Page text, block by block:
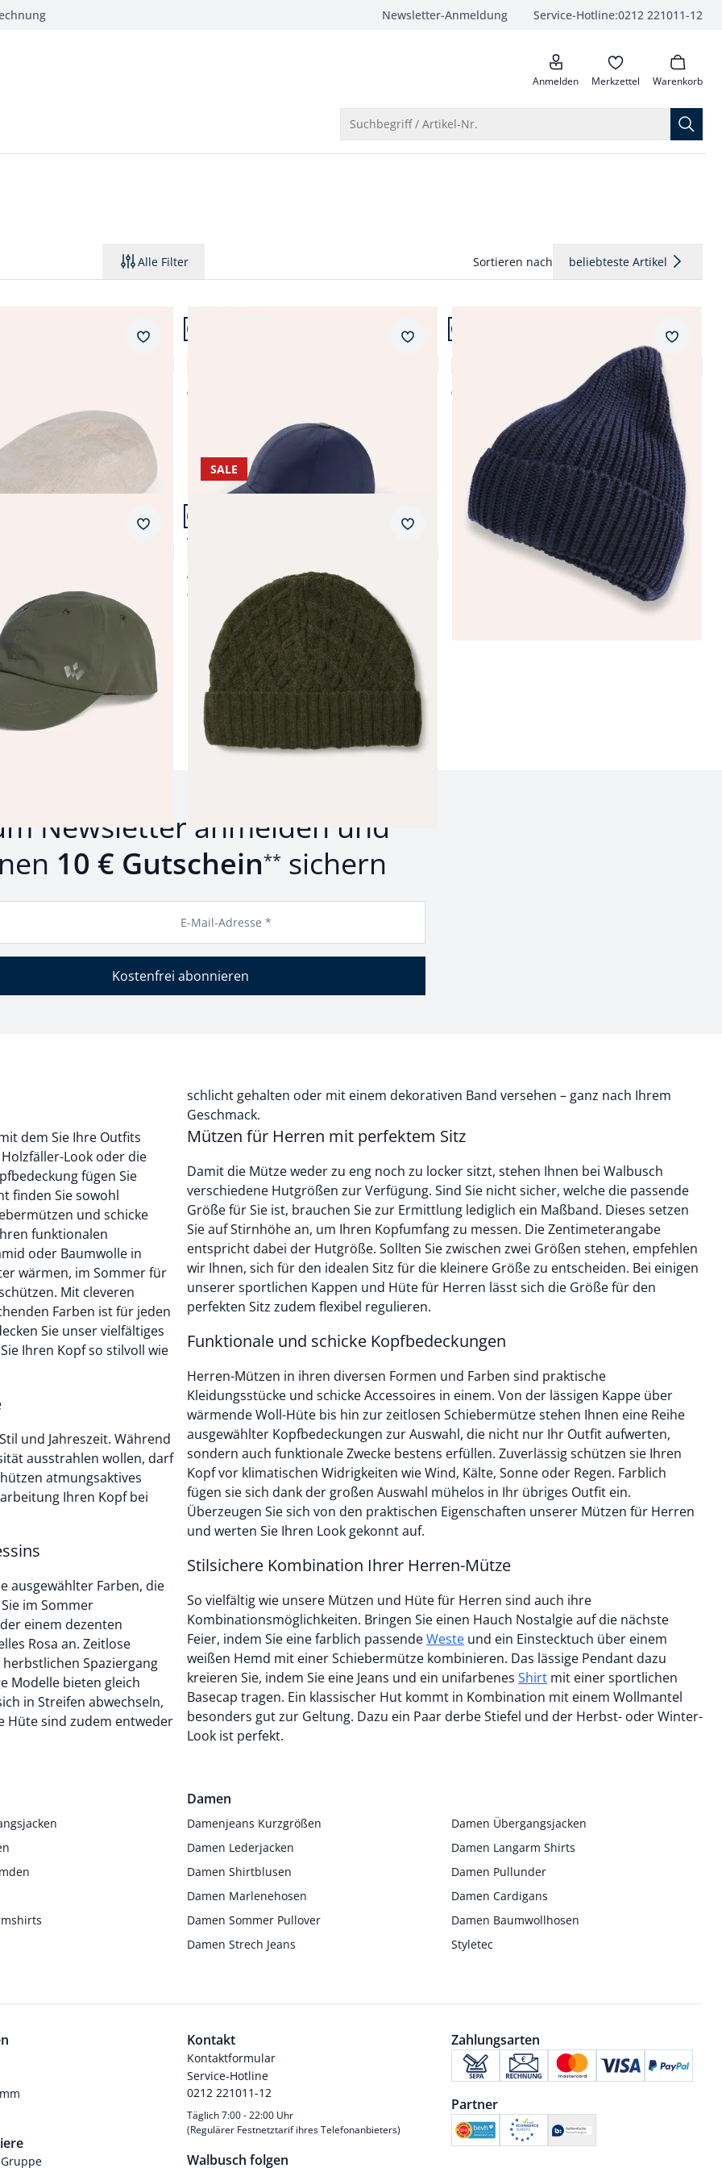
Newsletter-Anmeldung Service-Hotline:0212 221011-12
anrufen
Anmelden Merkzettel Warenkorb
Suchbegriff / Artikel-Nr.
Alle Filter Sortieren nach beliebteste Artikel
Merkzettel
Artikel 3 von 7.
€ 39,99
Merkzettel
Artikel 4 von 7.
€ 49,99
Merkzettel
Artikel 7 von 7.
SALE
Aran-Mütze
€ 39,95
€ 24,99 (-37%)
Merkzettel
Newsletter anmelden und
10 € Gutschein** sichern
E-Mail-Adresse *
Kostenfrei abonnieren
dem Sie Ihre Outfits
Look oder die
fügen Sie
finden Sie sowohl
und schicke
funktionalen
oder Baumwolle in
wärmen, im Sommer für
Mit cleveren
Farben ist für jeden
Sie unser vielfältiges
Ihren Kopf so stilvoll wie
und Jahreszeit. Während
ausstrahlen wollen, darf
atmungsaktives
Ihren Kopf bei
ausgewählter Farben, die
im Sommer
einem dezenten
Rosa an. Zeitlose
Spaziergang
Modelle bieten gleich
in Streifen abwechseln,
Hüte sind zudem entweder
schlicht gehalten oder mit einem dekorativen Band versehen – ganz nach Ihrem
Geschmack.
Mützen für Herren mit perfektem Sitz
Damit die Mütze weder zu eng noch zu locker sitzt, stehen Ihnen bei Walbusch
verschiedene Hutgrößen zur Verfügung. Sind Sie nicht sicher, welche die passende
Größe für Sie ist, brauchen Sie zur Ermittlung lediglich ein Maßband. Dieses setzen
Sie auf Stirnhöhe an, um Ihren Kopfumfang zu messen. Die Zentimeterangabe
entspricht dabei der Hutgröße. Sollten Sie zwischen zwei Größen stehen, empfehlen
wir Ihnen, sich für den idealen Sitz für die kleinere Größe zu entscheiden. Bei einigen
unserer sportlichen Kappen und Hüte für Herren lässt sich die Größe für den
perfekten Sitz zudem flexibel regulieren.
Funktionale und schicke Kopfbedeckungen
Herren-Mützen in ihren diversen Formen und Farben sind praktische
Kleidungsstücke und schicke Accessoires in einem. Von der lässigen Kappe über
wärmende Woll-Hüte bis hin zur zeitlosen Schiebermütze stehen Ihnen eine Reihe
ausgewählter Kopfbedeckungen zur Auswahl, die nicht nur Ihr Outfit aufwerten,
sondern auch funktionale Zwecke bestens erfüllen. Zuverlässig schützen sie Ihren
Kopf vor klimatischen Widrigkeiten wie Wind, Kälte, Sonne oder Regen. Farblich
fügen sie sich dank der großen Auswahl mühelos in Ihr übriges Outfit ein.
Überzeugen Sie sich von den praktischen Eigenschaften unserer Mützen für Herren
und werten Sie Ihren Look gekonnt auf.
Stilsichere Kombination Ihrer Herren-Mütze
So vielfältig wie unsere Mützen und Hüte für Herren sind auch ihre
Kombinationsmöglichkeiten. Bringen Sie einen Hauch Nostalgie auf die nächste
Feier, indem Sie eine farblich passendeWeste
weißen Hemd mit einer Schiebermütze kombinieren. Das lässige Pendant dazu
kreieren Sie, indem Sie eine Jeans und ein unifarbenes Shirt
Basecap tragen. Ein klassischer Hut kommt in Kombination mit einem Wollmantel
besonders gut zur Geltung. Dazu ein Paar derbe Stiefel und der Herbst- oder Winter-
Look ist perfekt.
Damen
Damenjeans Kurzgrößen
Damen Übergangsjacken
Damen Lederjacken
Damen Langarm Shirts
Damen Shirtblusen
Damen Pullunder
Damen Marlenehosen
Damen Cardigans
Damen Sommer Pullover
Damen Baumwollhosen
Damen Strech Jeans
Styletec
Kontakt
Kontaktformular
Service-Hotline
0212 221011-12
Täglich 7:00 - 22:00 Uhr
(Regulärer Festnetztarif ihres Telefonanbieters)
Walbusch folgen
Zahlungsarten
Partner